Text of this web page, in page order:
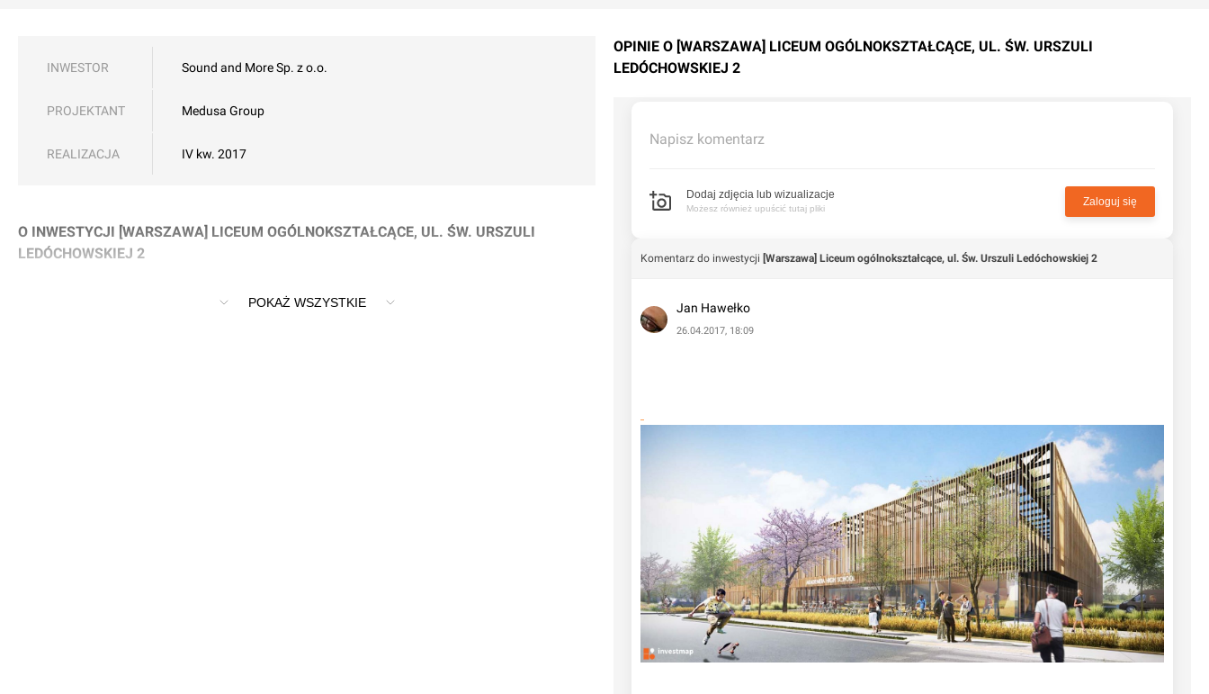
INWESTOR Sound and More Sp. z o.o.
PROJEKTANT Medusa Group
REALIZACJA IV kw. 2017
O INWESTYCJI [WARSZAWA] LICEUM OGÓLNOKSZTAŁCĄCE, UL. ŚW. URSZULI
LEDÓCHOWSKIEJ 2
Liceum ogólnokształcące przy ul. Św. Urszuli Ledóchowskiej 2 w Warszawie
POKAŻ WSZYSTKIE
OPINIE O [WARSZAWA] LICEUM OGÓLNOKSZTAŁCĄCE, UL. ŚW. URSZULI
LEDÓCHOWSKIEJ 2
Napisz komentarz
Dodaj zdjęcia lub wizualizacje
Możesz również upuścić tutaj pliki
Zaloguj się
Komentarz do inwestycji [Warszawa] Liceum ogólnokształcące, ul. Św. Urszuli Ledóchowskiej 2
Jan Hawełko
26.04.2017, 18:09